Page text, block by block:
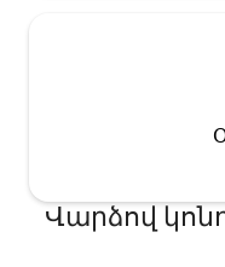
Վարձով